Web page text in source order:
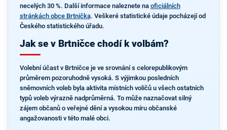
necelých 30 %. Další informace naleznete na oficiálních
stránkách obce Brtnička. Veškeré statistické údaje pocházejí od
Českého statistického úřadu.
Jak se v Brtničce chodí k volbám?
Volební účast v Brtničce je ve srovnání s celorepublikovým
průměrem pozoruhodně vysoká. S výjimkou posledních
sněmovních voleb byla aktivita místních voličů u všech ostatních
typů voleb výrazně nadprůměrná. To může naznačovat silný
zájem občanů o veřejné dění a vysokou míru občanské
angažovanosti v této malé obci.